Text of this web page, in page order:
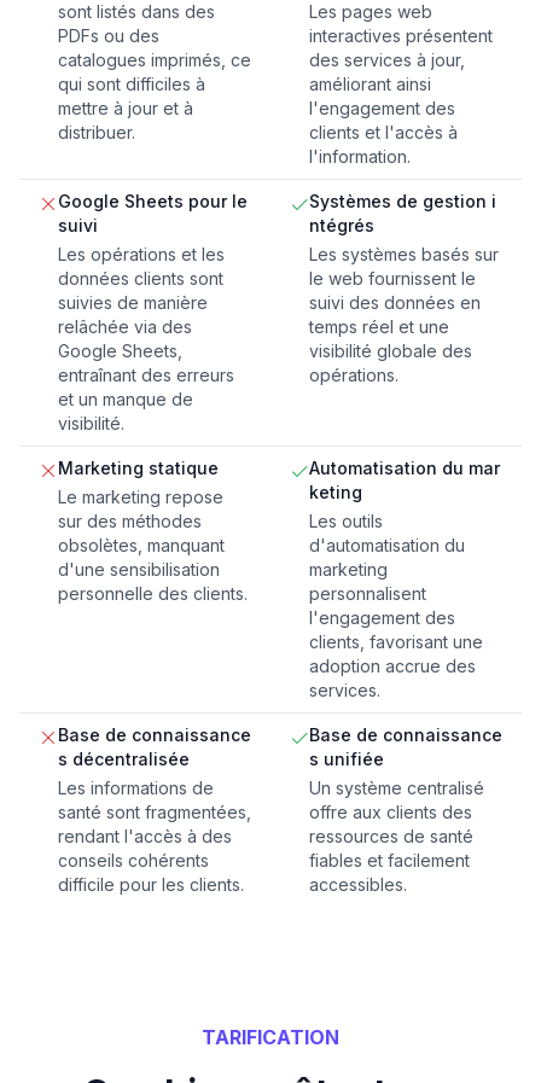
sont listés dans des
PDFs ou des
catalogues imprimés, ce
qui sont difficiles à
mettre à jour et à
distribuer.
Les pages web
interactives présentent
des services à jour,
améliorant ainsi
l'engagement des
clients et l'accès à
l'information.
Google Sheets pour le
suivi
Les opérations et les
données clients sont
suivies de manière
relâchée via des
Google Sheets,
entraînant des erreurs
et un manque de
visibilité.
Systèmes de gestion i
ntégrés
Les systèmes basés sur
le web fournissent le
suivi des données en
temps réel et une
visibilité globale des
opérations.
Marketing statique
Le marketing repose
sur des méthodes
obsolètes, manquant
d'une sensibilisation
personnelle des clients.
Automatisation du mar
keting
Les outils
d'automatisation du
marketing
personnalisent
l'engagement des
clients, favorisant une
adoption accrue des
services.
Base de connaissance
s décentralisée
Les informations de
santé sont fragmentées,
rendant l'accès à des
conseils cohérents
difficile pour les clients.
Base de connaissance
s unifiée
Un système centralisé
offre aux clients des
ressources de santé
fiables et facilement
accessibles.
TARIFICATION